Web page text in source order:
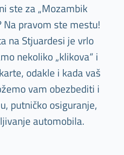
ste za „Mozambik
Na pravom ste mestu!
na Stjuardesi je vrlo
nekoliko „klikova“ i
odakle i kada vaš
vam obezbediti i
putničko osiguranje,
automobila.